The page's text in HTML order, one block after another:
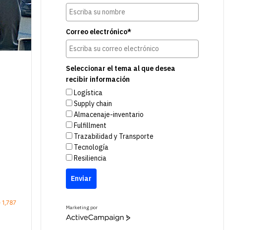
1,787
Correo electrónico*
Seleccionar el tema al que desea
recibir información
Logística
Supply chain
Almacenaje-inventario
Fulfillment
Trazabilidad y Transporte
Tecnología
Resiliencia
Enviar
Marketing por
A